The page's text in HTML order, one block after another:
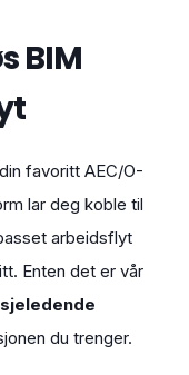
BIM
favoritt AEC/O-
lar deg koble til
arbeidsflyt
Enten det er vår
du trenger.